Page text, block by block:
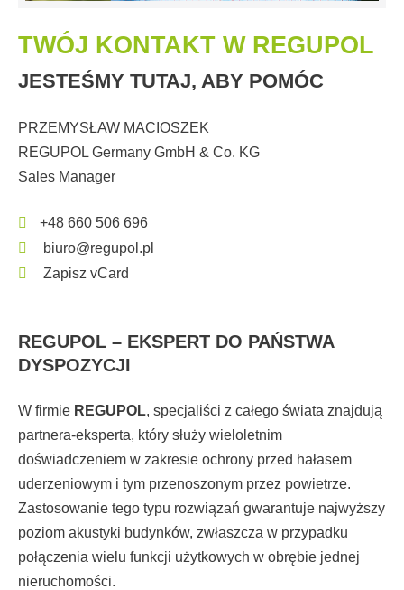
TWÓJ KONTAKT W REGUPOL
JESTEŚMY TUTAJ, ABY POMÓC
PRZEMYSŁAW MACIOSZEK
REGUPOL Germany GmbH & Co. KG
Sales Manager
+48 660 506 696
biuro@regupol.pl
Zapisz vCard
REGUPOL – EKSPERT DO PAŃSTWA
DYSPOZYCJI
W firmie REGUPOL, specjaliści z całego świata znajdują
partnera-eksperta, który służy wieloletnim
doświadczeniem w zakresie ochrony przed hałasem
uderzeniowym i tym przenoszonym przez powietrze.
Zastosowanie tego typu rozwiązań gwarantuje najwyższy
poziom akustyki budynków, zwłaszcza w przypadku
połączenia wielu funkcji użytkowych w obrębie jednej
nieruchomości.